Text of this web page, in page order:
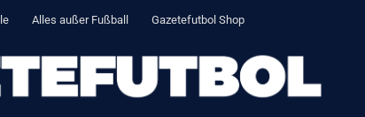
Alles außer Fußball Gazetefutbol Shop